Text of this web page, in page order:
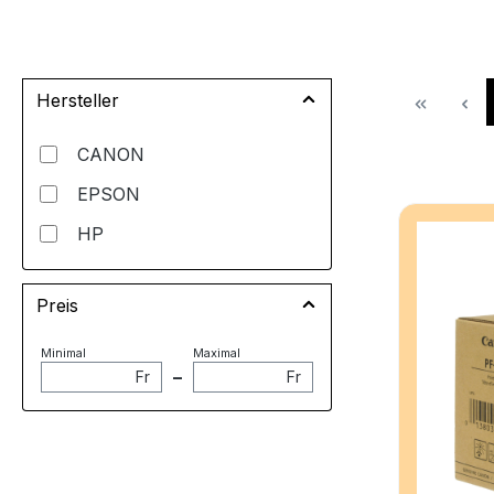
Hersteller
CANON
EPSON
HP
Preis
Minimal
Fr –
Maximal
Fr